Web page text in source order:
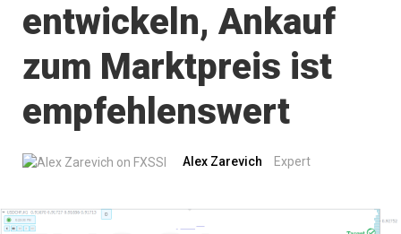
entwickeln, Ankauf
zum Marktpreis ist
empfehlenswert
Alex Zarevich Expert